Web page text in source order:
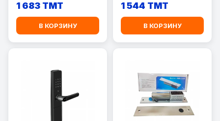
1 683 TMT
В КОРЗИНУ
1 544 TMT
В КОРЗИНУ